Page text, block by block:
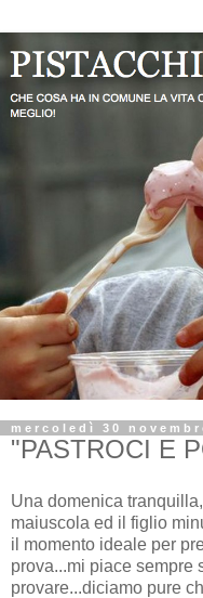
mercoledì 30
"PASTROCI E
Una domenica
maiuscola ed il figlio
il momento ideale per
prova...mi piace sempre
provare...diciamo pure